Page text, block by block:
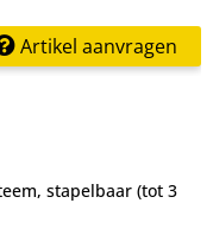
Artikel aanvragen
stapelbaar (tot 3